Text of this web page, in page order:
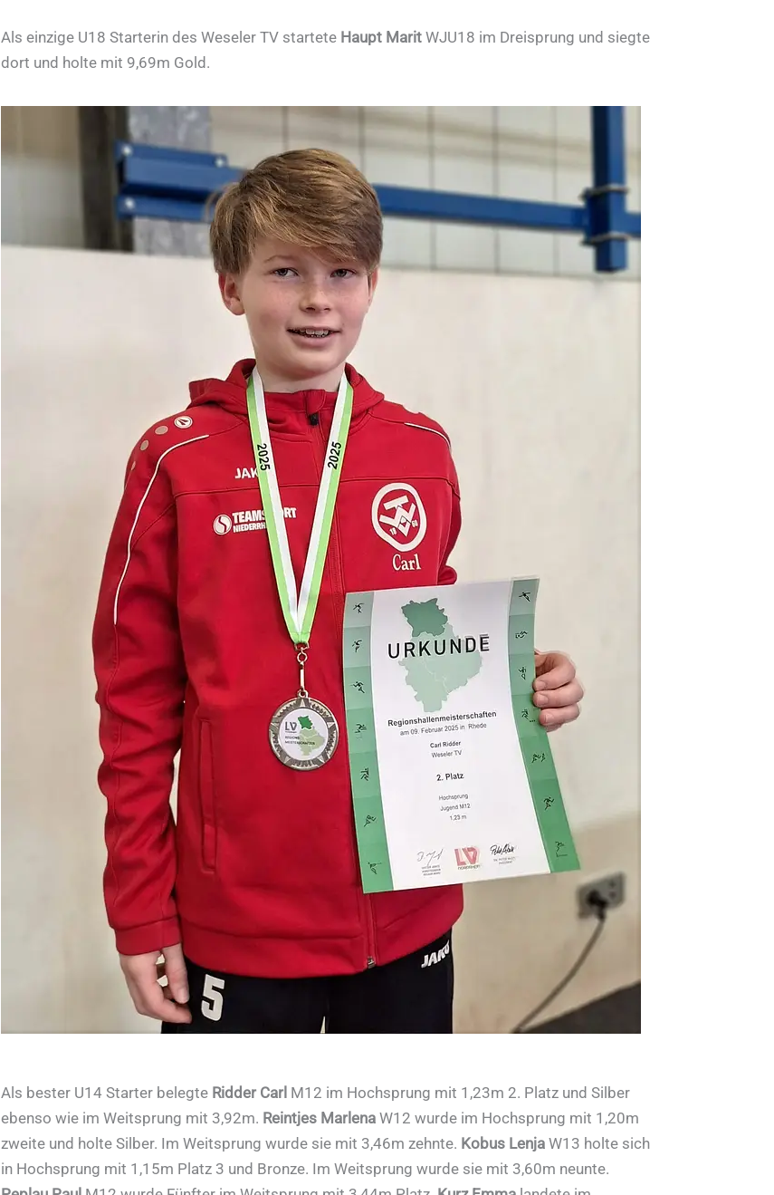
Als einzige U18 Starterin des Weseler TV startete Haupt Marit WJU18 im Dreisprung und siegte
dort und holte mit 9,69m Gold.
Als bester U14 Starter belegte Ridder Carl M12 im Hochsprung mit 1,23m 2. Platz und Silber
ebenso wie im Weitsprung mit 3,92m. Reintjes Marlena W12 wurde im Hochsprung mit 1,20m
zweite und holte Silber. Im Weitsprung wurde sie mit 3,46m zehnte. Kobus Lenja W13 holte sich
in Hochsprung mit 1,15m Platz 3 und Bronze. Im Weitsprung wurde sie mit 3,60m neunte.